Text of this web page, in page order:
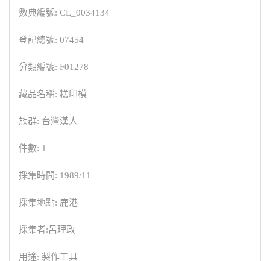
數典編號: CL_0034134
登記總號: 07454
分類編號: F01278
藏品名稱: 糕印模
族群: 台灣漢人
件數: 1
採集時間: 1989/11
採集地點: 鹿港
採集者:呂理政
用途: 製作工具